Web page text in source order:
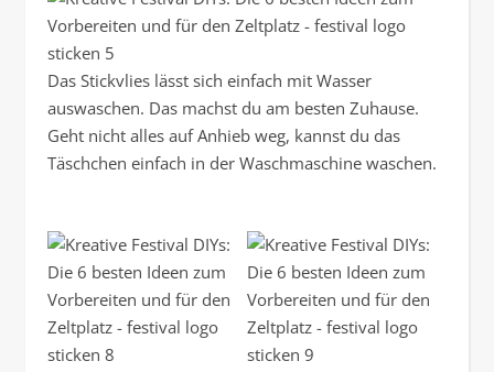
Das Stickvlies lässt sich einfach mit Wasser
auswaschen. Das machst du am besten Zuhause.
Geht nicht alles auf Anhieb weg, kannst du das
Täschchen einfach in der Waschmaschine waschen.